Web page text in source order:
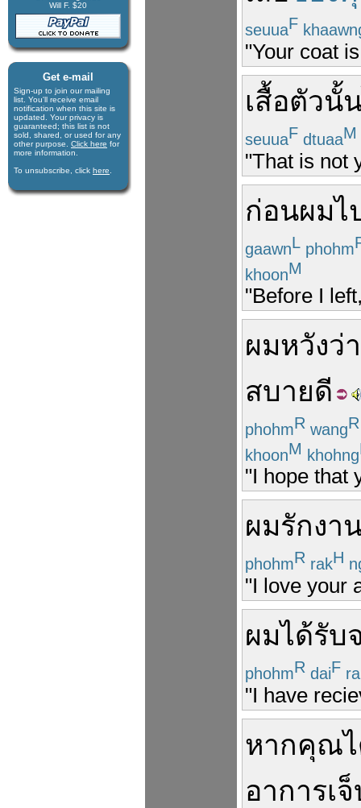
Will F. $20
Get e-mail
Sign-up to join our mail­ing
list. You'll receive e­mail
notification when this site is
updated. Your privacy is
guaran­teed; this list is not
sold, shared, or used for any
other purpose. Click here for
more infor­mation.
To unsubscribe, click here
seuuaF
"Your coat
เสื้อตัวนั้
seuuaF dtuaaM
"That is not
ก่อนผมไ
gaawnL phohm
khoonM
"Before I
ผมหวังว่า
สบายดี
phohmR wangR
khoonM khohng
"I hope that
ผมรักงา
phohmR rakH
"I love your
ผมได้รับ
phohmR daiF
"I have
หากคุณ
อาการเ